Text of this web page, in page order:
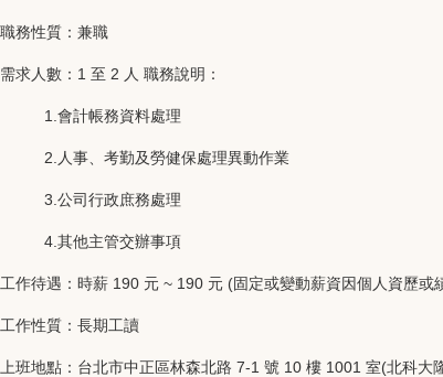
職務性質：兼職
需求人數：1 至 2 人 職務說明：
1.會計帳務資料處理
2.人事、考勤及勞健保處理異動作業
3.公司行政庶務處理
4.其他主管交辦事項
工作待遇：時薪 190 元 ~ 190 元 (固定或變動薪資因個人資歷或
工作性質：長期工讀
上班地點：台北市中正區林森北路 7-1 號 10 樓 1001 室(北科大